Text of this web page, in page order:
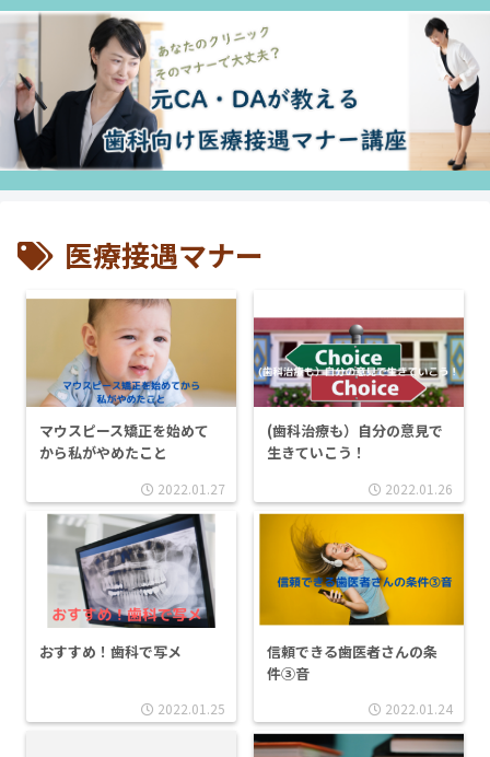
医療接遇マナー
マウスピース矯正を始めて
から私がやめたこと
2022.01.27
(歯科治療も）自分の意見で
生きていこう！
2022.01.26
おすすめ！歯科で写メ
2022.01.25
信頼できる歯医者さんの条
件③音
2022.01.24